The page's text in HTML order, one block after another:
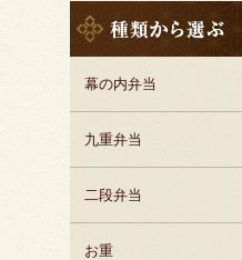
種
類
か
ら
選
幕の内弁当
九重弁当
二段弁当
お重